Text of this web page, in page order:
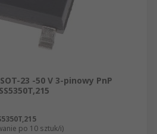
23 -50 V 3-pinowy PnP
po 10 sztuk/i)